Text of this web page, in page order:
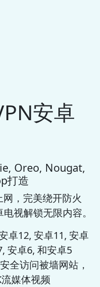
安卓
Oreo, Nougat,
打造
，完美绕开防火
视解锁无限内容。
卓12, 安卓11, 安卓
安卓6, 和安卓5
全访问被墙网站，
媒体视频